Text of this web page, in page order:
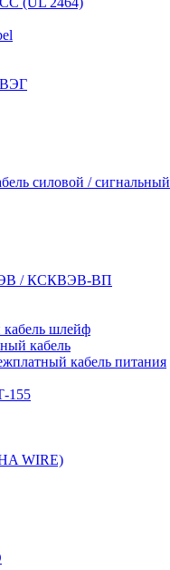
силовой / сигнальный
/ КСКВЭВ-ВП
шлейф
кабель
кабель питания
155
WIRE)